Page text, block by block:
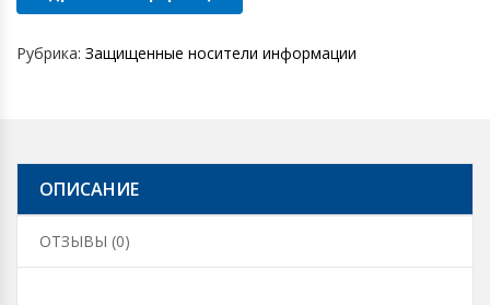
Рубрика: Защищенные носители информации
ОПИСАНИЕ
ОТЗЫВЫ (0)